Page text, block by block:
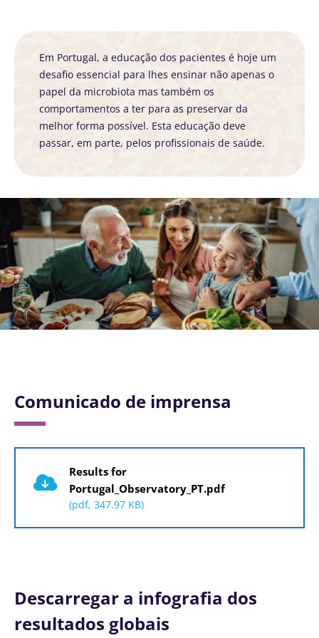
Em Portugal, a educação dos pacientes é hoje um
desafio essencial para lhes ensinar não apenas o
papel da microbiota mas também os
comportamentos a ter para as preservar da
melhor forma possível. Esta educação deve
passar, em parte, pelos profissionais de saúde.
Imagem
Comunicado de imprensa
Results for
Portugal_Observatory_PT.pdf
(pdf, 347.97 KB)
Descarregar a infografia dos
resultados globais
são
para a...
mais